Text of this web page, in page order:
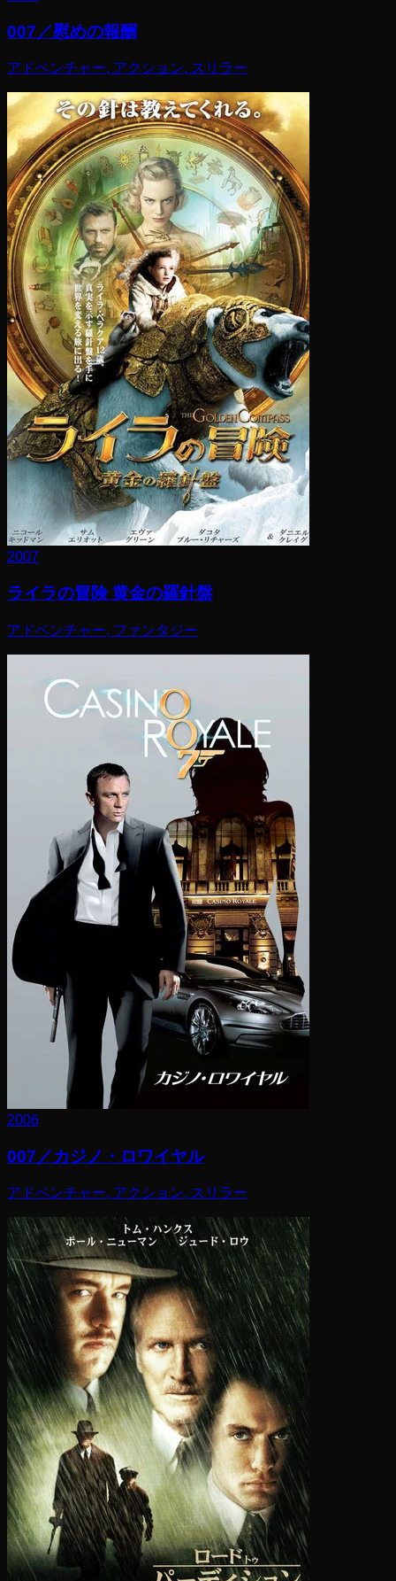
007／慰めの報酬
アドベンチャー, アクション, スリラー
2007
ライラの冒険 黄金の羅針盤
アドベンチャー, ファンタジー
2006
007／カジノ・ロワイヤル
アドベンチャー, アクション, スリラー